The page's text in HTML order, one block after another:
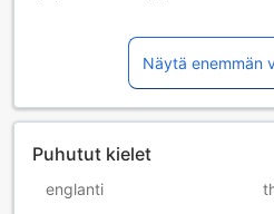
Näytä enemmän
Puhutut kielet
englanti